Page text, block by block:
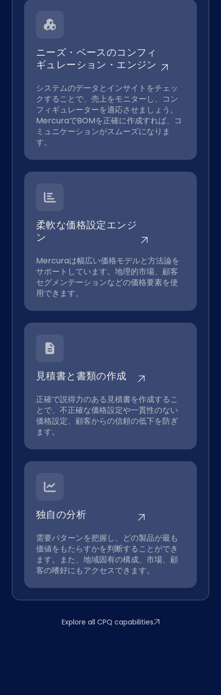
ニーズ・ベースのコンフィ
ギュレーション・エンジン
システムのデータとインサイトをチェッ
クすることで、売上をモニターし、コン
フィギュレーターを適応させましょう。
MercuraでBOMを正確に作成すれば、コ
ミュニケーションがスムーズになりま
す。
柔軟な価格設定エンジ
ン
Mercuraは幅広い価格モデルと方法論を
サポートしています。地理的市場、顧客
セグメンテーションなどの価格要素を使
用できます。
見積書と書類の作成
正確で説得力のある見積書を作成するこ
とで、不正確な価格設定や一貫性のない
価格設定、顧客からの信頼の低下を防ぎ
ます。
独自の分析
需要パターンを把握し、どの製品が最も
価値をもたらすかを判断することができ
ます。また、地域固有の構成、市場、顧
客の嗜好にもアクセスできます。
Explore all CPQ capabilities